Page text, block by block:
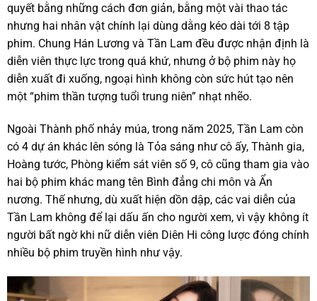
quyết bằng những cách đơn giản, bằng một vài thao tác
nhưng hai nhân vật chính lại dùng dằng kéo dài tới 8 tập
phim. Chung Hán Lương và Tần Lam đều được nhận định là
diễn viên thực lực trong quá khứ, nhưng ở bộ phim này họ
diễn xuất đi xuống, ngoại hình không còn sức hút tạo nên
một “phim thần tượng tuổi trung niên” nhạt nhẽo.
Ngoài Thành phố nhảy múa, trong năm 2025, Tần Lam còn
có 4 dự án khác lên sóng là Tỏa sáng như cô ấy, Thành gia,
Hoàng tước, Phòng kiểm sát viên số 9, cô cũng tham gia vào
hai bộ phim khác mang tên Bình đẳng chi môn và Ẩn
nương. Thế nhưng, dù xuất hiện dồn dập, các vai diễn của
Tần Lam không để lại dấu ấn cho người xem, vì vậy không ít
người bất ngờ khi nữ diễn viên Diên Hi công lược đóng chính
nhiều bộ phim truyền hình như vậy.